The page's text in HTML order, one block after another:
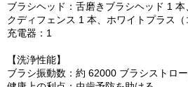
ブラシヘッド：舌磨きブラシヘッド 1
クディフェンス 1 本、ホワイトプラス
充電器：1
【洗浄性能】
ブラシ振動数：約 62000 ブラシストロ